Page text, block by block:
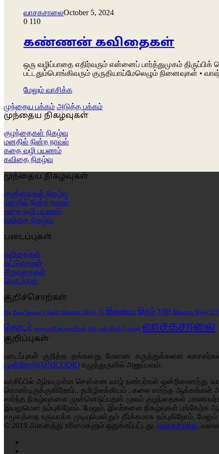
வாசகசாலைOctober 5, 2024
0 110
கண்ணன் கவிதைகள்
ஒரு வழிப்பாதை எதிர்வரும் என்னைப் பார்த்துமுகம்
பட்டதும்பொங்கிவரும் குருதியாய்மேலெழும் நினைவுகள் •
மேலும் வாசிக்க
முந்தைய பக்கம் அடுத்த பக்கம்
முந்தைய நிகழ்வுகள்
குழந்தைகள் நிகழ்வு
மனதில் நின்ற நாவல்
கதை வழி பயணம்
கவிதை நிகழ்வு
முந்தைய நிகழ்வுகள்
குழந்தைகள் நிகழ்வு
மனதில் நின்ற நாவல்
கதை வழி பயணம்
கவிதை நிகழ்வு
படைப்புகள்
கவிதைகள்
கட்டுரைகள்
சிறுகதைகள்
தொடர்கள்
குறிச்சொற்கள்
Big Boss Season 3 Tamil இணைய இதழ் 75 இணைய இதழ் 100 இணைய இதழ் 121
தொடர் நாராயணி சுப்ரமணியன் பிக் பாஸ் சீசன் 3 வளன் வாசகசாலை
குறிப்புகள்
படைப்புகள் குறித்த தங்களது மேலான கருத்துக்களை
யூனிகோடு(UNICODE) எழுத்துருவில் அனுப்பவும்.
வாசிப்பில் ஆர்வமுள்ள சென்னை வாழ் நண்பர்கள் ஒன்றிணைந்து
கொண்டிருக்குகிறோம்.. தமிழிலக்கியம் , கலை சார்ந்த ஆக்கங்கள்
சார்ந்த நிகழ்வுகளை முன்னெடுப்பதன் மூலம் குழந்தைகள்
இயலுமென நம்புகிறோம். மேலும், இவர்களை நிகழ்வுகள் பங்கேற்க
சமூகத்தை உருவாக்க முடியுமென்றும் தீர்க்கமாக நம்புகிறோம்.
© 2019 அனைத்து உரிமைகளும் ஒதுக்கப்பட்டது. வாசகசாலை.